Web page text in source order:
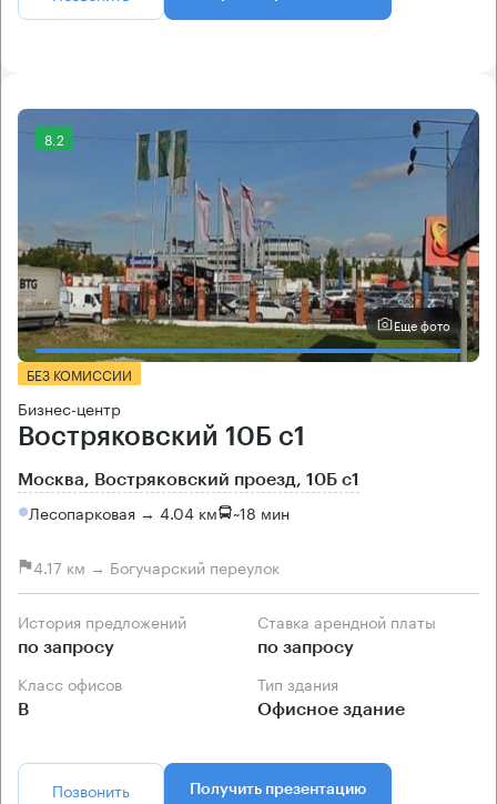
8.2
Еще фото
БЕЗ КОМИССИИ
Бизнес-центр
Востряковский 10Б с1
Москва, Востряковский проезд, 10Б с1
Лесопарковая → 4.04 км ~18 мин
4.17 км → Богучарский переулок
История предложений
по запросу
Ставка арендной платы
по запросу
Класс офисов
B
Тип здания
Офисное здание
Позвонить Получить презентацию